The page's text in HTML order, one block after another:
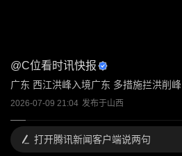
@C位看时讯快报
广东 西江洪峰入境广东 多措施拦洪削峰
2026-07-09 21:04 发布于山西
打开腾讯新闻客户端说两句